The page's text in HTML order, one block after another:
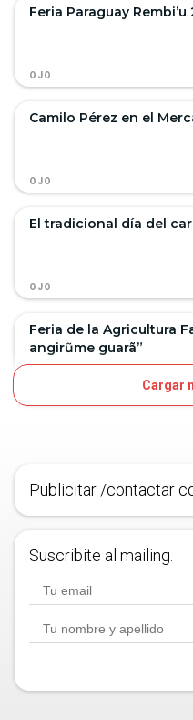
Feria Paraguay Rembi’u
OJO
Camilo Pérez en el
OJO
El tradicional día del
OJO
Feria de la Agricultura
angirũme guarã”
Cargar
Publicitar /contactar
Suscribite al mailing.